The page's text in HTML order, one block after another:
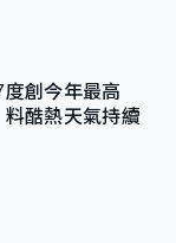
度創今年最高
酷熱天氣持續